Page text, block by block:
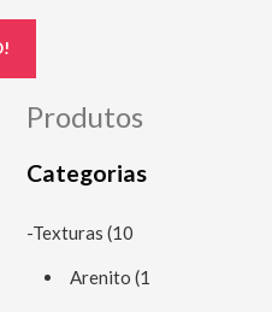
Produtos
Categorias
-Texturas (10
Arenito (1